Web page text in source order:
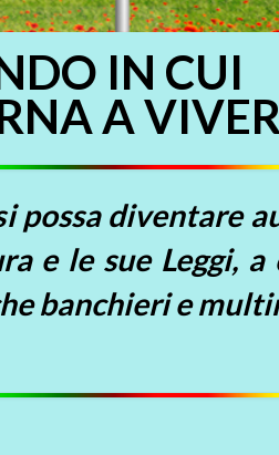
IN CUI
A
possa diventare
e le sue Leggi,
banchieri e